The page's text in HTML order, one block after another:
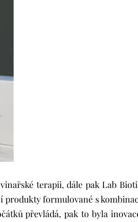
terapii, dále pak Lab
produkty formulované s
převládá, pak to byla